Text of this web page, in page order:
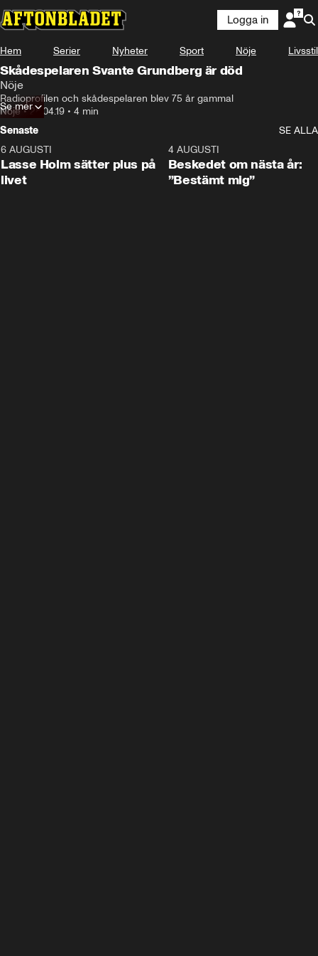
Logga in
Hem Serier Nyheter Sport Nöje Livsstil
Skådespelaren Svante Grundberg är död
Nöje
Radioprofilen och skådespelaren blev 75 år gammal
Nöje•28.04.19 • 4 min
Se mer
Senaste
SE ALLA
6 AUGUSTI
Lasse Holm sätter plus på
livet
4 AUGUSTI
Beskedet om nästa år:
”Bestämt mig”